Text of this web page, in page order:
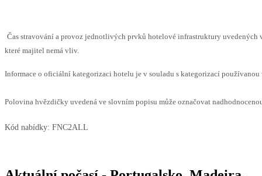
Čas stravování a provoz jednotlivých prvků hotelové infrastruktury uvedených
které majitel nemá vliv.
Informace o oficiální kategorizaci hotelu je v souladu s kategorizací
Polovina hvězdičky uvedená ve slovním popisu může označovat
Kód nabídky: FNC2ALL